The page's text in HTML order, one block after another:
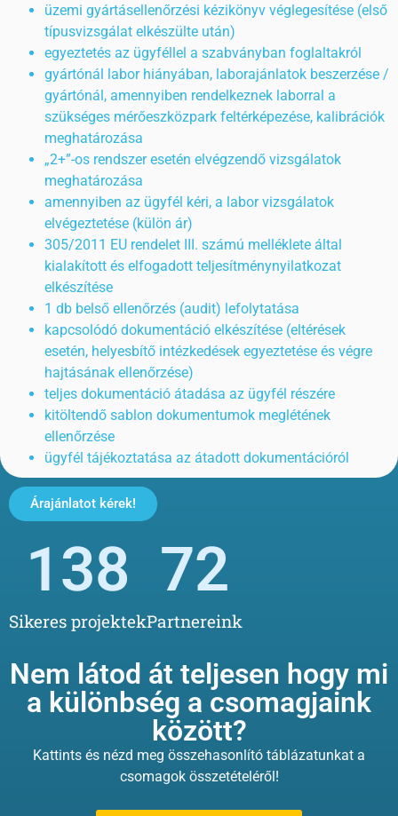
üzemi gyártásellenőrzési kézikönyv véglegesítése (első
típusvizsgálat elkészülte után)
egyeztetés az ügyféllel a szabványban foglaltakról
gyártónál labor hiányában, laborajánlatok beszerzése /
gyártónál, amennyiben rendelkeznek laborral a
szükséges mérőeszközpark feltérképezése, kalibrációk
meghatározása
„2+”-os rendszer esetén elvégzendő vizsgálatok
meghatározása
amennyiben az ügyfél kéri, a labor vizsgálatok
elvégeztetése (külön ár)
305/2011 EU rendelet III. számú melléklete által
kialakított és elfogadott teljesítménynyilatkozat
elkészítése
1 db belső ellenőrzés (audit) lefolytatása
kapcsolódó dokumentáció elkészítése (eltérések
esetén, helyesbítő intézkedések egyeztetése és végre
hajtásának ellenőrzése)
teljes dokumentáció átadása az ügyfél részére
kitöltendő sablon dokumentumok meglétének
ellenőrzése
ügyfél tájékoztatása az átadott dokumentációról
Árajánlatot kérek!
Sikeres projektek
138
Partnereink
72
Nem látod át teljesen hogy mi
a különbség a csomagjaink
között?
Kattints és nézd meg összehasonlító táblázatunkat a
csomagok összetételéről!